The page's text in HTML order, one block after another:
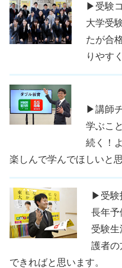
▶受験
大学受
たが合
りやす
▶講師
学ぶこ
続く！
楽しんで学んでほしいと
▶受験
長年予
受験
護者の
できればと思います。